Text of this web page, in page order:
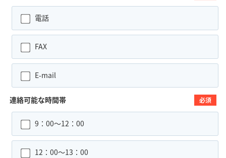
電話
FAX
E-mail
連絡可能な時間帯 必須
9：00～12：00
12：00～13：00